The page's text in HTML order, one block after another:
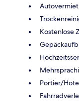
Kostenlose
Portier/